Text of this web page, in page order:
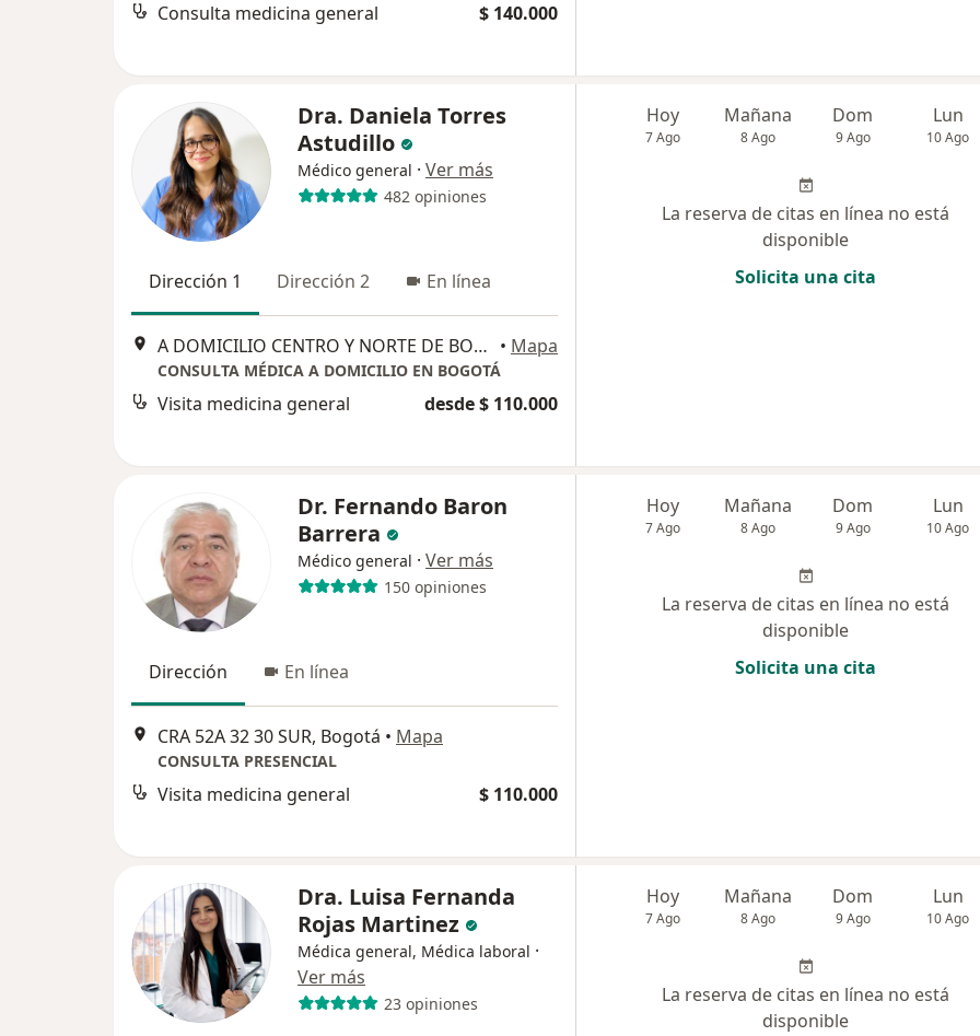
Consulta medicina general $ 140.000
Dra. Daniela Torres
Astudillo
Médico general · Ver más
482 opiniones
Dirección 1 Dirección 2 En línea
A DOMICILIO CENTRO Y NORTE DE BOGOTÁ, Bogotá • Mapa
CONSULTA MÉDICA A DOMICILIO EN BOGOTÁ
Visita medicina general desde $ 110.000
Hoy
7 Ago
Mañana
8 Ago
Dom
9 Ago
Lun
10 Ago
La reserva de citas en línea no está
disponible
Solicita una cita
Dr. Fernando Baron
Barrera
Médico general · Ver más
150 opiniones
Dirección En línea
CRA 52A 32 30 SUR, Bogotá • Mapa
CONSULTA PRESENCIAL
Visita medicina general $ 110.000
Hoy
7 Ago
Mañana
8 Ago
Dom
9 Ago
Lun
10 Ago
La reserva de citas en línea no está
disponible
Solicita una cita
Dra. Luisa Fernanda
Rojas Martinez
Médica general, Médica laboral ·
Ver más
23 opiniones
Hoy
7 Ago
Mañana
8 Ago
Dom
9 Ago
Lun
10 Ago
La reserva de citas en línea no está
disponible